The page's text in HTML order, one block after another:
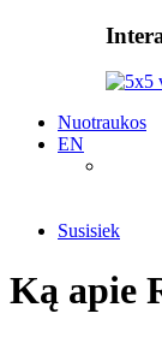
Nuotraukos
EN
Susisiek
Ką apie